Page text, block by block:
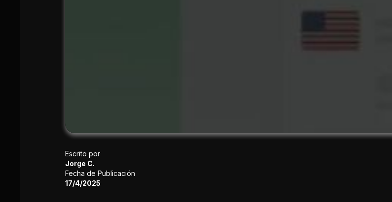
Escrito por
Jorge C.
Fecha de Publicación
17/4/2025